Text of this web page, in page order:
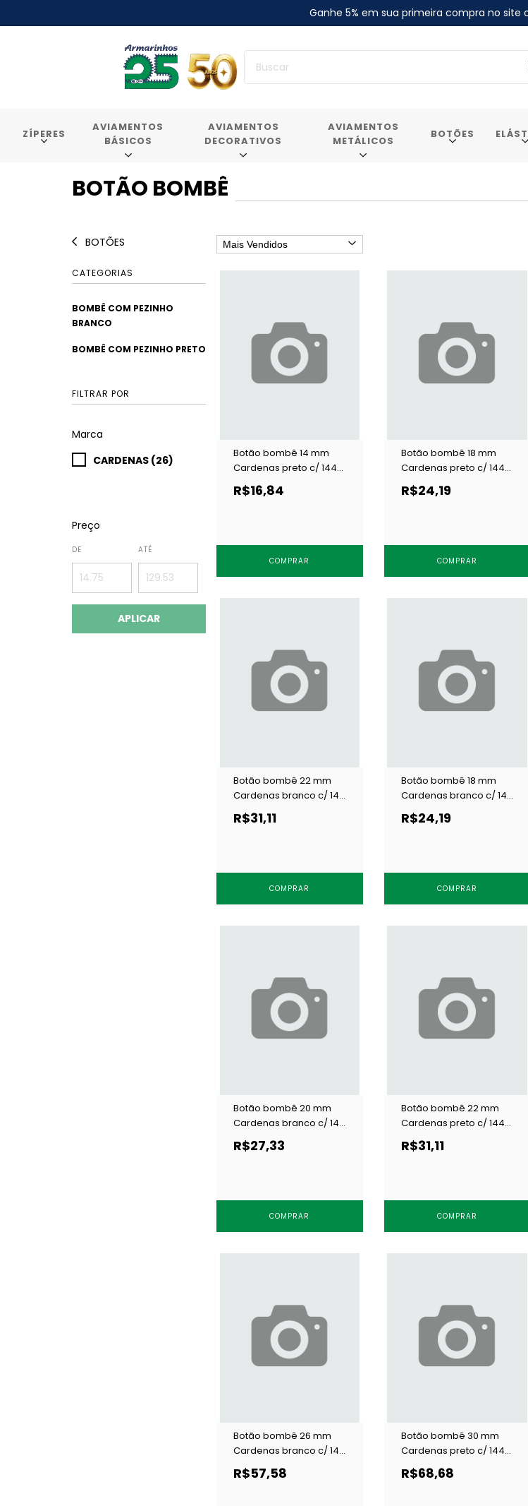
Ganhe 5% em sua primeira compra no site
ZÍPERES
AVIAMENTOS
BÁSICOS
AVIAMENTOS
DECORATIVOS
AVIAMENTOS
METÁLICOS
BOTÕES
BOTÃO BOMBÊ
BOTÕES
CATEGORIAS
BOMBÊ COM PEZINHO
BRANCO
BOMBÊ COM PEZINHO PRETO
FILTRAR POR
Marca
CARDENAS (26)
Preço
DE ATÉ
APLICAR
Botão bombê 14 mm
Cardenas preto c/ 144
R$16,84
COMPRAR
Botão bombê 18 mm
Cardenas preto c/ 144
R$24,19
COMPRAR
Botão bombê 22 mm
Cardenas branco c/ 144
R$31,11
COMPRAR
Botão bombê 18 mm
Cardenas branco c/ 144
R$24,19
COMPRAR
Botão bombê 20 mm
Cardenas branco c/ 144
R$27,33
COMPRAR
Botão bombê 22 mm
Cardenas preto c/ 144
R$31,11
COMPRAR
Botão bombê 26 mm
Cardenas branco c/ 144
R$57,58
Botão bombê 30 mm
Cardenas preto c/ 144
R$68,68